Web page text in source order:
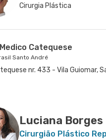
Cirurgia Plástica
Catequese
Santo André
nr. 433 - Vila Guiomar,
Luciana
Cirurgião Plástico